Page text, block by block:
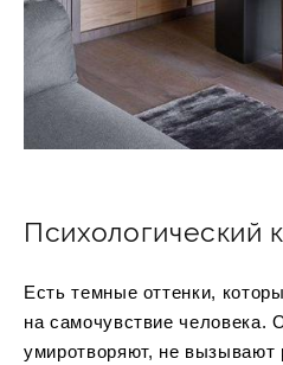
Психологический
Есть темные оттенки,
на самочувствие человека.
умиротворяют, не вызывают